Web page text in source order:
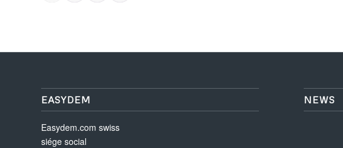
EASYDEM
Easydem.com swiss
siége social
NEWS